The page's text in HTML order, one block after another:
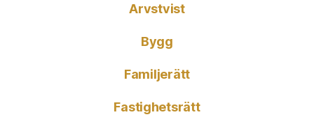
Arvstvist
Bygg
Familjerätt
Fastighetsrätt